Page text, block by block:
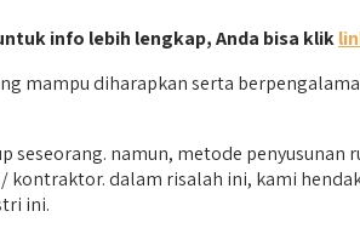
info lebih lengkap, Anda bisa klik
mampu diharapkan serta
namun, metode
dalam risalah ini, kami
ini.